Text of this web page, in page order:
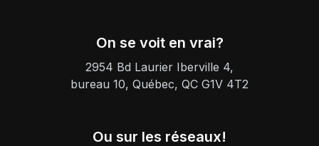
On se voit en vrai?
2954 Bd Laurier Iberville 4,
bureau 10, Québec, QC G1V 4T2
Ou sur les réseaux!